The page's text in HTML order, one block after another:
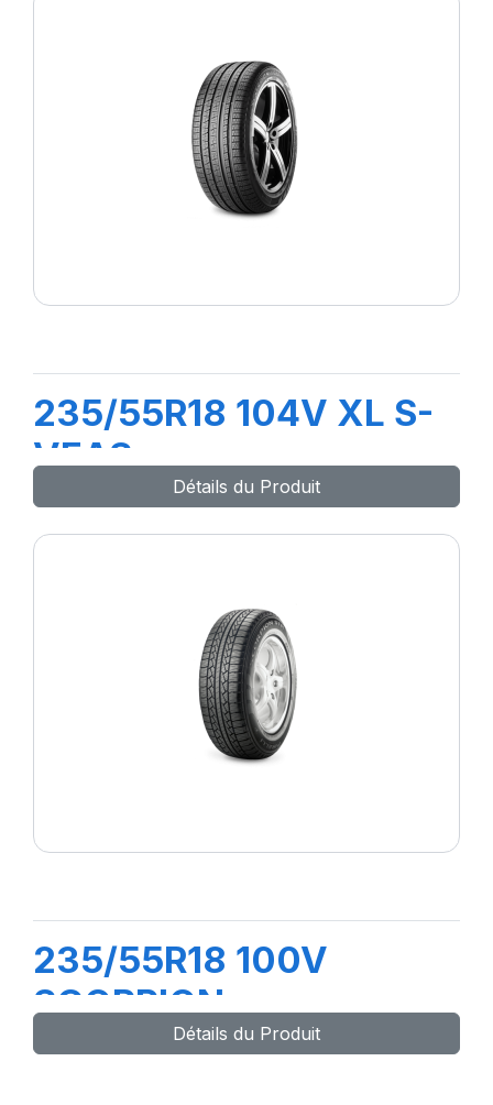
235/55R18 104V XL S-
VEAS
Détails du Produit
235/55R18 100V
SCORPION
Détails du Produit